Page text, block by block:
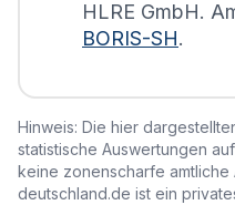
HLRE GmbH.
BORIS-SH.
Hinweis: Die hier
statistische Auswertungen
keine zonenscharfe
deutschland.de ist ein